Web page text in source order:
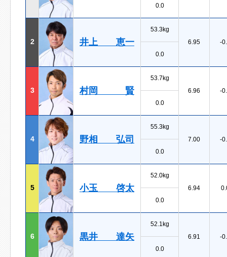
0.0
2 井上 恵一
53.3kg
6.95
-
0.0
3 村岡 賢
53.7kg
6.96
-
0.0
4 野相 弘司
55.3kg
7.00
-
0.0
5 小玉 啓太
52.0kg
6.94
0.0
6 黒井 達矢
52.1kg
6.91
-
0.0